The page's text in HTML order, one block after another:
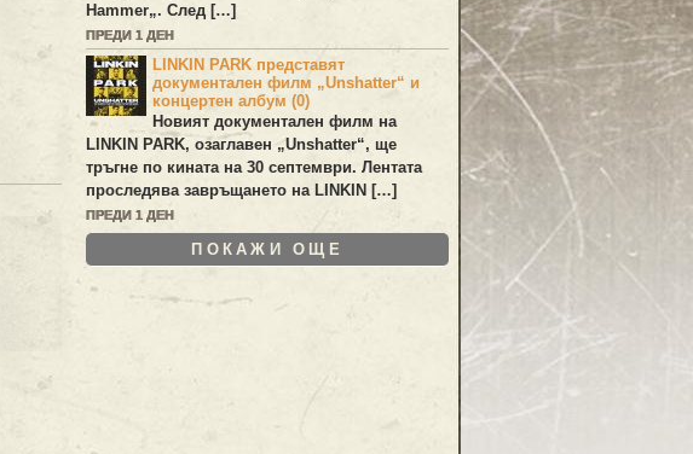
Hammer„. След […]
ПРЕДИ 1 ДЕН
LINKIN PARK представят
документален филм „Unshatter“ и
концертен албум (0)
Новият документален филм на
LINKIN PARK, озаглавен „Unshatter“, ще
тръгне по кината на 30 септември. Лентата
проследява завръщането наLINKIN […]
ПРЕДИ 1 ДЕН
ПОКАЖИ ОЩЕ